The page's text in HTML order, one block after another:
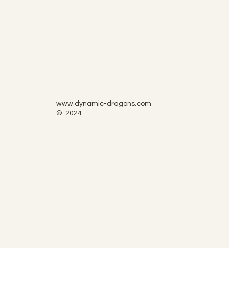
www.dynamic-dragons.com
© 2024